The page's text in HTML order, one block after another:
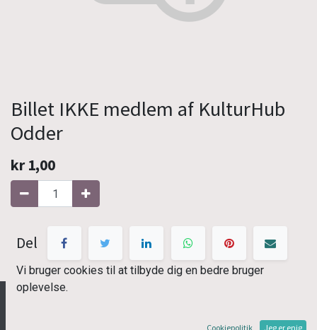
Billet IKKE medlem af KulturHub
Odder
kr1,00
Tilføj til kurv
Del
Vi bruger cookies til at tilbyde dig en bedre bruger
oplevelse.
Cookiepolitik Jeg er enig